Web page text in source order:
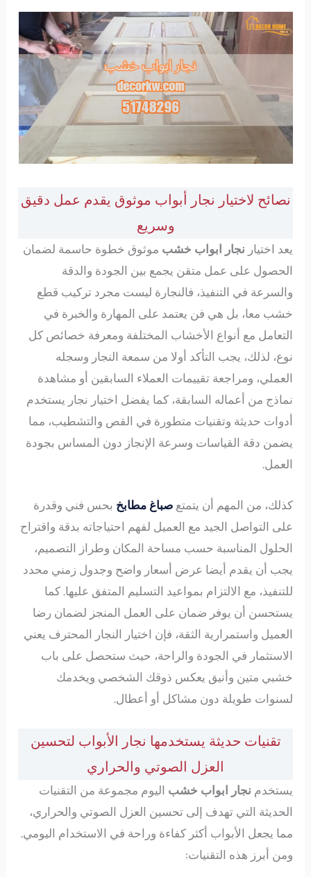
نصائح لاختيار نجار أبواب موثوق يقدم عمل دقيق
وسريع
يعد اختيار نجار ابواب خشب موثوق خطوة حاسمة لضمان
الحصول على عمل متقن يجمع بين الجودة والدقة
والسرعة في التنفيذ، فالنجارة ليست مجرد تركيب قطع
خشب معا، بل هي فن يعتمد على المهارة والخبرة في
التعامل مع أنواع الأخشاب المختلفة ومعرفة خصائص كل
نوع، لذلك، يجب التأكد أولا من سمعة النجار وسجله
العملي، ومراجعة تقييمات العملاء السابقين أو مشاهدة
نماذج من أعماله السابقة، كما يفضل اختيار نجار يستخدم
أدوات حديثة وتقنيات متطورة في القص والتشطيب، مما
يضمن دقة القياسات وسرعة الإنجاز دون المساس بجودة
العمل.
كذلك، من المهم أن يتمتعصباغ مطابخ بحس فني وقدرة
على التواصل الجيد مع العميل لفهم احتياجاته بدقة واقتراح
الحلول المناسبة حسب مساحة المكان وطراز التصميم،
يجب أن يقدم أيضا عرض أسعار واضح وجدول زمني محدد
للتنفيذ، مع الالتزام بمواعيد التسليم المتفق عليها. كما
يستحسن أن يوفر ضمان على العمل المنجز لضمان رضا
العميل واستمرارية الثقة، فإن اختيار النجار المحترف يعني
الاستثمار في الجودة والراحة، حيث ستحصل على باب
خشبي متين وأنيق يعكس ذوقك الشخصي ويخدمك
لسنوات طويلة دون مشاكل أو أعطال.
تقنيات حديثة يستخدمها نجار الأبواب لتحسين
العزل الصوتي والحراري
يستخدم نجار ابواب خشب اليوم مجموعة من التقنيات
الحديثة التي تهدف إلى تحسين العزل الصوتي والحراري،
مما يجعل الأبواب أكثر كفاءة وراحة في الاستخدام اليومي.
ومن أبرز هذه التقنيات: